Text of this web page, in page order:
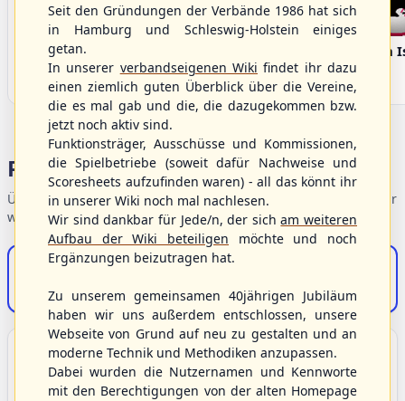
Bargenstedt
Beavers
Fehmarn
Portalbereiche
Übersicht der Verbandsbereiche – wählen Sie einen Einstieg für
weiterführende Informationen.
S/HBV-Shop
Der Onlineshop des S/HBV
Unser Sport
Grundlagen und Hintergründe zu Baseball, Softball
und Baseball5.
Seit den Gründungen der Verbände 1986 hat sich
in Hamburg und Schleswig-Holstein einiges
getan.
In unserer verbandseigenen Wiki findet ihr dazu
einen ziemlich guten Überblick über die Vereine,
die es mal gab und die, die dazugekommen bzw.
jetzt noch aktiv sind.
Funktionsträger, Ausschüsse und Kommissionen,
die Spielbetriebe (soweit dafür Nachweise und
Scoresheets aufzufinden waren) - all das könnt ihr
in unserer Wiki noch mal nachlesen.
Wir sind dankbar für Jede/n, der sicham weiteren
Aufbau der Wiki beteiligen möchte und noch
Ergänzungen beizutragen hat.
Zu unserem gemeinsamen 40jährigen Jubiläum
haben wir uns außerdem entschlossen, unsere
Webseite von Grund auf neu zu gestalten und an
moderne Technik und Methodiken anzupassen.
Dabei wurden die Nutzernamen und Kennworte
mit den Berechtigungen von der alten Homepage